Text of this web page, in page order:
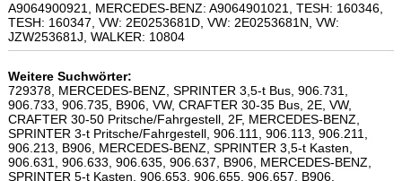
A9064900921, MERCEDES-BENZ: A9064901021, TESH: 160346,
TESH: 160347, VW: 2E0253681D, VW: 2E0253681N, VW:
JZW253681J, WALKER: 10804
Weitere Suchwörter:
729378, MERCEDES-BENZ, SPRINTER 3,5-t Bus, 906.731,
906.733, 906.735, B906, VW, CRAFTER 30-35 Bus, 2E, VW,
CRAFTER 30-50 Pritsche/Fahrgestell, 2F, MERCEDES-BENZ,
SPRINTER 3-t Pritsche/Fahrgestell, 906.111, 906.113, 906.211,
906.213, B906, MERCEDES-BENZ, SPRINTER 3,5-t Kasten,
906.631, 906.633, 906.635, 906.637, B906, MERCEDES-BENZ,
SPRINTER 5-t Kasten, 906.653, 906.655, 906.657, B906,